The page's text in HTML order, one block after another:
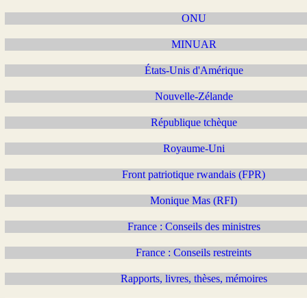
ONU
MINUAR
États-Unis d'Amérique
Nouvelle-Zélande
République tchèque
Royaume-Uni
Front patriotique rwandais (FPR)
Monique Mas (RFI)
France : Conseils des ministres
France : Conseils restreints
Rapports, livres, thèses, mémoires